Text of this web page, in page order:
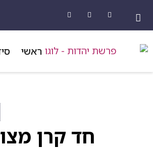
ראשי
חד קרן